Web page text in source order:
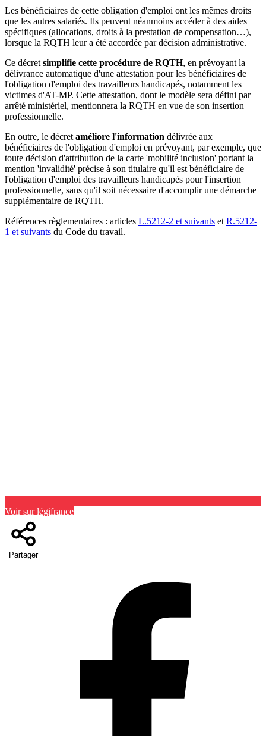
Les bénéficiaires de cette obligation d'emploi ont les mêmes droits
que les autres salariés. Ils peuvent néanmoins accéder à des aides
spécifiques (allocations, droits à la prestation de compensation…),
lorsque la RQTH leur a été accordée par décision administrative.
Ce décret simplifie cette procédure de RQTH, en prévoyant la
délivrance automatique d'une attestation pour les bénéficiaires de
l'obligation d'emploi des travailleurs handicapés, notamment les
victimes d'AT-MP. Cette attestation, dont le modèle sera défini par
arrêté ministériel, mentionnera la RQTH en vue de son insertion
professionnelle.
En outre, le décret améliore l'information délivrée aux
bénéficiaires de l'obligation d'emploi en prévoyant, par exemple, que
toute décision d'attribution de la carte 'mobilité inclusion' portant la
mention 'invalidité' précise à son titulaire qu'il est bénéficiaire de
l'obligation d'emploi des travailleurs handicapés pour l'insertion
professionnelle, sans qu'il soit nécessaire d'accomplir une démarche
supplémentaire de RQTH.
Références règlementaires : articles L.5212-2 et suivants et R.5212-
1 et suivants du Code du travail.
Voir sur légifrance
Partager